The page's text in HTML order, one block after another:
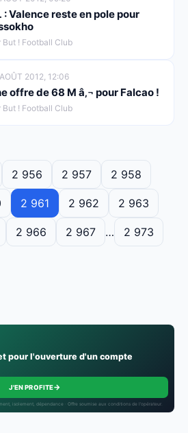
: Valence reste en pole pour
But ! Football Club
2012, 12:06
offre de 68 M â‚¬ pour Falcao !
But ! Football Club
2 956 2 957 2 958
2 961 2 962 2 963
2 966 2 967 … 2 973
pour l'ouverture d'un compte
J'EN PROFITE→
isolement, dépendance · Offre soumise aux conditions de l’opérateur.